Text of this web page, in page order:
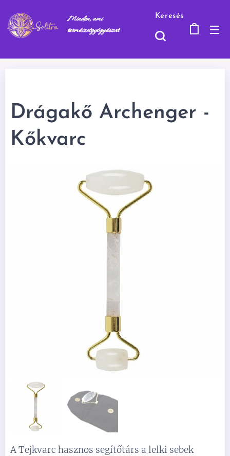
Minden, ami
természetgyógyászat
Keresés
Drágakő Archenger -
Kőkvarc
A Tejkvarc hasznos segítőtárs a lelki sebek